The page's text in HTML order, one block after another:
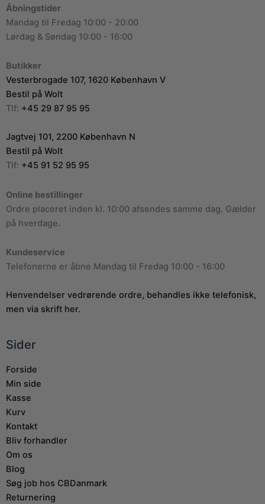
Åbningstider
Mandag til Fredag 10:00 - 20:00
Lørdag & Søndag 10:00 - 16:00
Butikker
Vesterbrogade 107, 1620 København V
Bestil på Wolt
Tlf: +45 29 87 95 95
Jagtvej 101, 2200 København N
Bestil på Wolt
Tlf: +45 91 52 95 95
Online bestillinger
Ordre placeret inden kl. 10:00 afsendes samme dag. Gælder
på hverdage.
Kundeservice
Telefonerne er åbne Mandag til Fredag 10:00 - 16:00
Henvendelser vedrørende ordre, behandles ikke telefonisk,
men via skrift her.
Sider
Forside
Min side
Kasse
Kurv
Kontakt
Bliv forhandler
Om os
Blog
Søg job hos CBDanmark
Returnering